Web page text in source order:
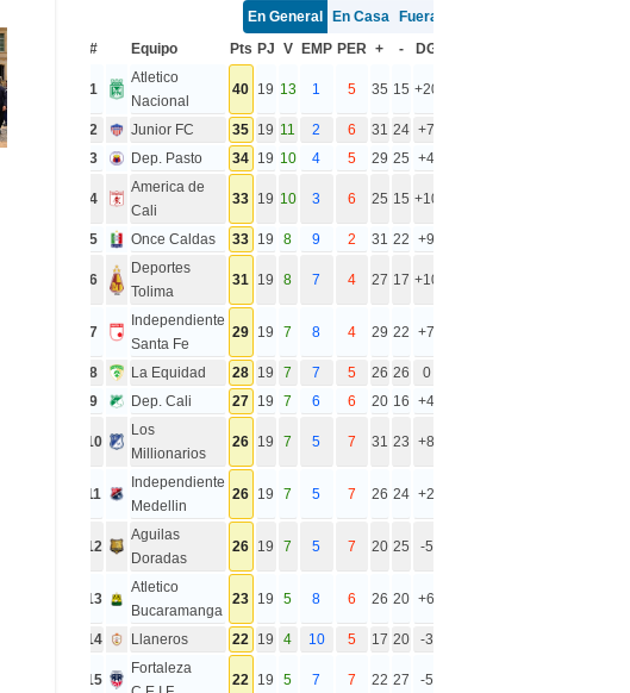
En General En Casa
Fuera
#
Equipo Pts PJ V EMP PER + - DG
1
Atletico
Nacional
40 19 13 1 5 35 15 +20
2 Junior FC 35 19 11 2 6 31 24 +7
3
Dep. Pasto 34 19 10 4 5 29 25 +4
4
America de
Cali
33 19 10 3 6 25 15 +10
5 Once Caldas 33 19 8 9 2 31 22 +9
6
Deportes
Tolima
31 19 8 7 4 27 17 +10
7
Independiente
Santa Fe
29 19 7 8 4 29 22 +7
8 La Equidad 28 19 7 7 5 26 26
0
9
Dep. Cali 27 19 7 6 6 20 16 +4
10
Los
Millionarios
26 19 7 5 7 31 23 +8
11
Independiente
Medellin
26 19 7 5 7 26 24 +2
12
Aguilas
Doradas
26 19 7 5 7 20 25 -5
13
Atletico
Bucaramanga
23 19 5 8 6 26 20 +6
14 Llaneros 22 19 4 10 5 17 20 -3
15
Fortaleza
22 19 5 7 7 22 27 -5